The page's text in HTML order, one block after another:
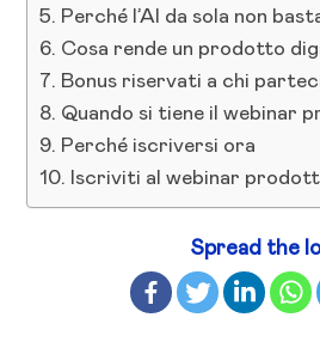
Perché l’AI da sola non
Cosa rende un prodotto
Bonus riservati a chi
Quando si tiene il webinar
Perché iscriversi ora
Iscriviti al webinar
Spread the